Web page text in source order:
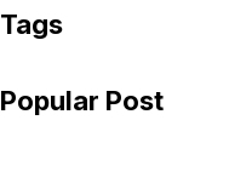
e
o
i
t
h
t
Tags
Popular Post